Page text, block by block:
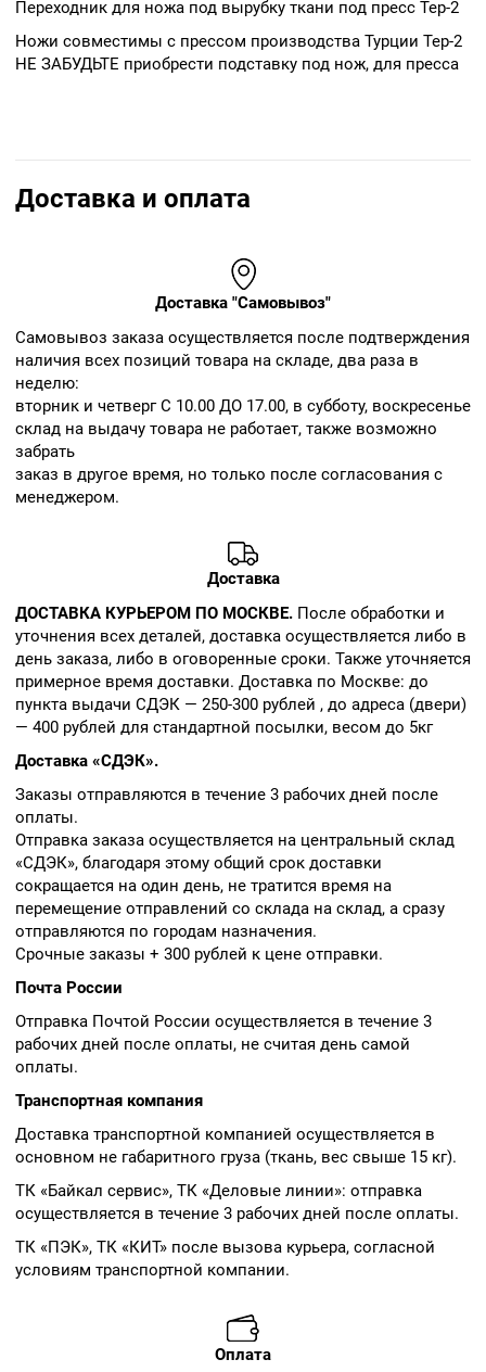
Переходник для ножа под вырубку ткани под пресс Тер-2
Ножи совместимы с прессом производства Турции Тер-2
НЕ ЗАБУДЬТЕ приобрести подставку под нож, для пресса
Доставка и оплата
Доставка "Самовывоз"
Cамовывоз заказа осуществляется после подтверждения
наличия всех позиций товара на складе, два раза в
неделю:
вторник и четверг С 10.00 ДО 17.00, в субботу, воскресенье
склад на выдачу товара не работает, также возможно
забрать
заказ в другое время, но только после согласования с
менеджером.
Доставка
ДОСТАВКА КУРЬЕРОМ ПО МОСКВЕ. После обработки и
уточнения всех деталей, доставка осуществляется либо в
день заказа, либо в оговоренные сроки. Также уточняется
примерное время доставки. Доставка по Москве: до
пункта выдачи СДЭК — 250-300 рублей , до адреса (двери)
— 400 рублей для стандартной посылки, весом до 5кг
Доставка «СДЭК».
Заказы отправляются в течение 3 рабочих дней после
оплаты.
Отправка заказа осуществляется на центральный склад
«СДЭК», благодаря этому общий срок доставки
сокращается на один день, не тратится время на
перемещение отправлений со склада на склад, а сразу
отправляются по городам назначения.
Срочные заказы + 300 рублей к цене отправки.
Почта России
Отправка Почтой России осуществляется в течение 3
рабочих дней после оплаты, не считая день самой
оплаты.
Транспортная компания
Доставка транспортной компанией осуществляется в
основном не габаритного груза (ткань, вес свыше 15 кг).
ТК «Байкал сервис», ТК «Деловые линии»: отправка
осуществляется в течение 3 рабочих дней после оплаты.
ТК «ПЭК», ТК «КИТ» после вызова курьера, согласной
условиям транспортной компании.
Оплата